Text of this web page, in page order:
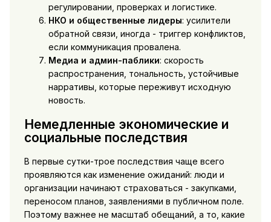
регулировании, проверках и логистике.
НКО и общественные лидеры: усилители
обратной связи, иногда - триггер конфликтов,
если коммуникация провалена.
Медиа и админ-паблики: скорость
распространения, тональность, устойчивые
нарративы, которые переживут исходную
новость.
Немедленные экономические и
социальные последствия
В первые сутки-трое последствия чаще всего
проявляются как изменение ожиданий: люди и
организации начинают страховаться - закупками,
переносом планов, заявлениями в публичном поле.
Поэтому важнее не масштаб обещаний, а то, какие